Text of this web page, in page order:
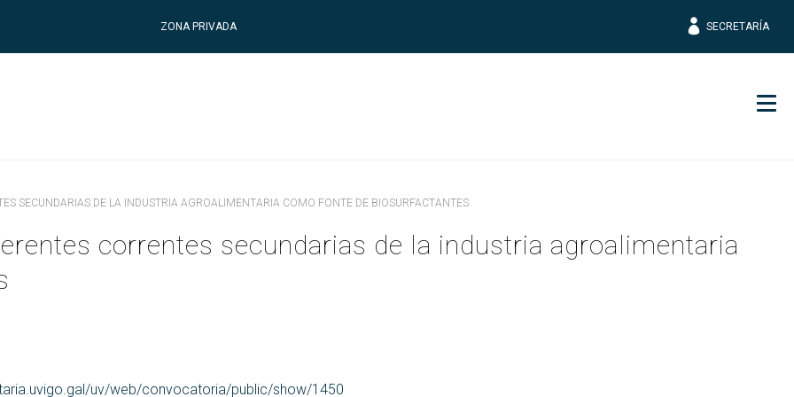
ZONA PRIVADA SECRETARÍA
SECUNDARIAS DE LA INDUSTRIA AGROALIMENTARIA COMO FONTE DE BIOSURFACTANTES
correntes secundarias de la industria agroalimentaria
uv/web/convocatoria/public/show/1450